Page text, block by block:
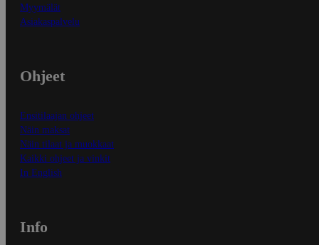
Myymälät
Asiakaspalvelu
Ohjeet
Ensitilaajan ohjeet
Näin maksat
Näin tilaat ja muokkaat
Kaikki ohjeet ja vinkit
In English
Info